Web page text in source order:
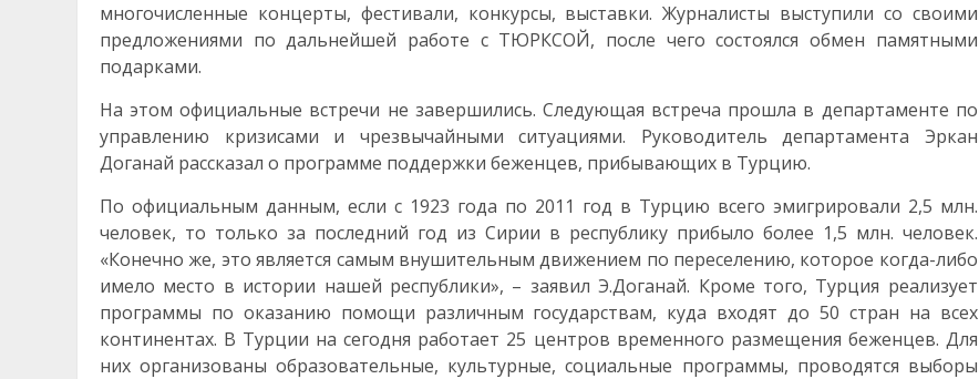
многочисленные концерты, фестивали, конкурсы, выставки. Журналисты выступили со своими
предложениями по дальнейшей работе с ТЮРКСОЙ, после чего состоялся обмен памятными
подарками.
На этом официальные встречи не завершились. Следующая встреча прошла в департаменте по
управлению кризисами и чрезвычайными ситуациями. Руководитель департамента Эркан
Доганай рассказал о программе поддержки беженцев, прибывающих в Турцию.
По официальным данным, если с 1923 года по 2011 год в Турцию всего эмигрировали 2,5 млн.
человек, то только за последний год из Сирии в республику прибыло более 1,5 млн. человек.
«Конечно же, это является самым внушительным движением по переселению, которое когда-либо
имело место в истории нашей республики», – заявил Э.Доганай. Кроме того, Турция реализует
программы по оказанию помощи различным государствам, куда входят до 50 стран на всех
континентах. В Турции на сегодня работает 25 центров временного размещения беженцев. Для
них организованы образовательные, культурные, социальные программы, проводятся выборы